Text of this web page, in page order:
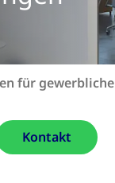
für gewerbliche
Kontakt